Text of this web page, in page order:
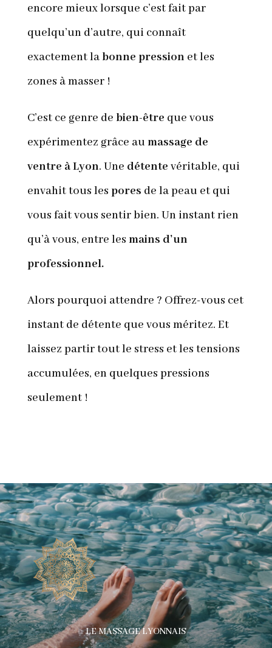
encore mieux lorsque c’est fait par
quelqu’un d’autre, qui connaît
exactement labonne pression et les
zones à masser !
C’est ce genre de bien-être que vous
expérimentez grâce au massage de
ventre à Lyon. Une détente véritable, qui
envahit tous les pores de la peau et qui
vous fait vous sentir bien. Un instant rien
qu’à vous, entre les mains d’un
professionnel.
Alors pourquoi attendre ? Offrez-vous cet
instant de détente que vous méritez. Et
laissez partir tout le stress et les tensions
accumulées, en quelques pressions
seulement !
LE MASSAGE LYONNAIS